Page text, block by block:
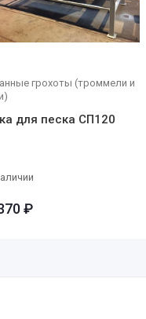
грохоты (троммели и
для песка СП120
₽